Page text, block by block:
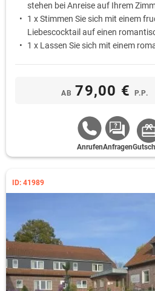
stehen bei Anreise auf Ihrem
1 x Stimmen Sie sich mit einem
Liebescocktail auf einen
1 x Lassen Sie sich mit einem
Frühstück wird Ihnen auf
Zimmer gebracht
AB 79,00 € P.P.
AnrufenAnfragen
ID: 41989